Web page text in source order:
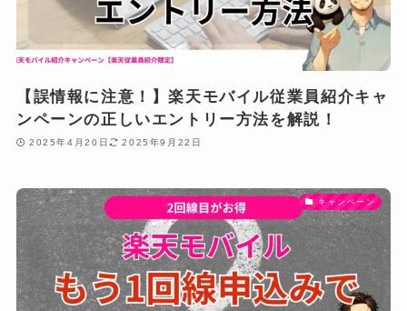
【誤情報に注意！】楽天モバイル従業員紹介キャ
ンペーンの正しいエントリー方法を解説！
2025年4月20日 2025年9月22日
キャンペーン